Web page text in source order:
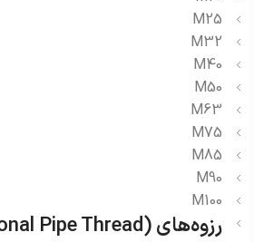
M25
M32
M40
M50
M63
M75
M85
M90
M100
رزوه‌های NPT (National Pipe Thread):